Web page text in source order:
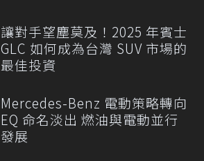
讓對手望塵莫及！2025 年賓士
GLC 如何成為台灣 SUV 市場的
最佳投資
Mercedes-Benz 電動策略轉向
EQ 命名淡出 燃油與電動並行
發展